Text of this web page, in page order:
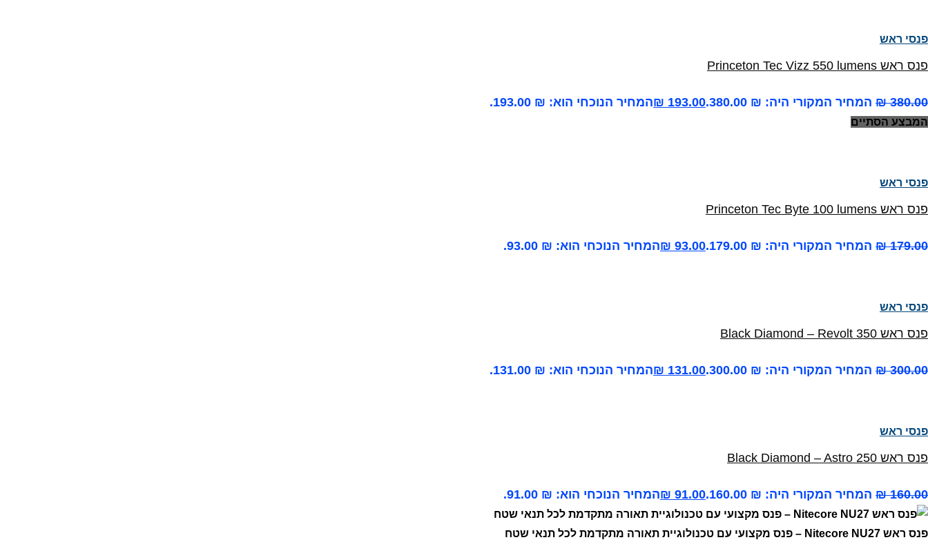
פנסי ראש
פנס ראש Princeton Tec Vizz 550 lumens
₪380.00 המחיר המקורי היה: ₪ 380.00. ₪ 193.00 המחיר הנוכחי הוא: ₪ 193.00.
המבצע הסתיים
פנסי ראש
פנס ראש Princeton Tec Byte 100 lumens
₪179.00 המחיר המקורי היה: ₪ 179.00. ₪ 93.00 המחיר הנוכחי הוא: ₪ 93.00.
פנסי ראש
פנס ראש Black Diamond – Revolt 350
₪300.00 המחיר המקורי היה: ₪ 300.00. ₪ 131.00 המחיר הנוכחי הוא: ₪ 131.00.
פנסי ראש
פנס ראש Black Diamond – Astro 250
₪160.00 המחיר המקורי היה: ₪ 160.00. ₪ 91.00 המחיר הנוכחי הוא: ₪ 91.00.
פנס ראש Nitecore NU27 – פנס מקצועי עם טכנולוגיית תאורה מתקדמת לכל תנאי שטח